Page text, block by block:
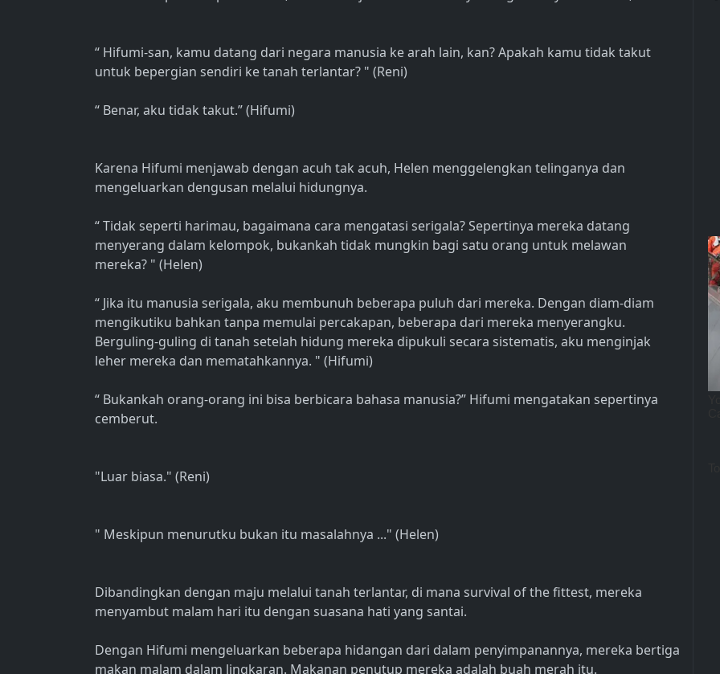
“ Hifumi-san, kamu datang dari negara manusia ke arah lain, kan? Apakah kamu tidak takut
untuk bepergian sendiri ke tanah terlantar? " (Reni)
“ Benar, aku tidak takut.” (Hifumi)
Karena Hifumi menjawab dengan acuh tak acuh, Helen menggelengkan telinganya dan
mengeluarkan dengusan melalui hidungnya.
“ Tidak seperti harimau, bagaimana cara mengatasi serigala? Sepertinya mereka datang
menyerang dalam kelompok, bukankah tidak mungkin bagi satu orang untuk melawan
mereka? " (Helen)
“ Jika itu manusia serigala, aku membunuh beberapa puluh dari mereka. Dengan diam-diam
mengikutiku bahkan tanpa memulai percakapan, beberapa dari mereka menyerangku.
Berguling-guling di tanah setelah hidung mereka dipukuli secara sistematis, aku menginjak
leher mereka dan mematahkannya. " (Hifumi)
“ Bukankah orang-orang ini bisa berbicara bahasa manusia?” Hifumi mengatakan sepertinya
cemberut.
"Luar biasa." (Reni)
" Meskipun menurutku bukan itu masalahnya ..." (Helen)
Dibandingkan dengan maju melalui tanah terlantar, di mana survival of the fittest, mereka
menyambut malam hari itu dengan suasana hati yang santai.
Dengan Hifumi mengeluarkan beberapa hidangan dari dalam penyimpanannya, mereka bertiga
makan malam dalam lingkaran. Makanan penutup mereka adalah buah merah itu.